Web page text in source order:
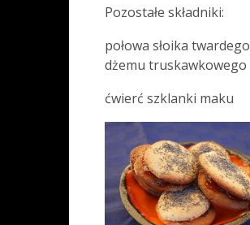
Pozostałe składniki:
połowa słoika twardego
dżemu truskawkowego
ćwierć szklanki maku